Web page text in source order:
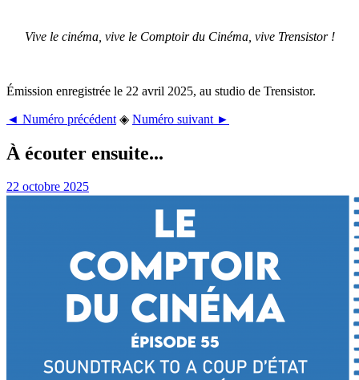
Vive le cinéma, vive le Comptoir du Cinéma, vive Trensistor !
Émission enregistrée le 22 avril 2025, au studio de Trensistor.
◄ Numéro précédent ◈ Numéro suivant ►
À écouter ensuite...
22 octobre 2025